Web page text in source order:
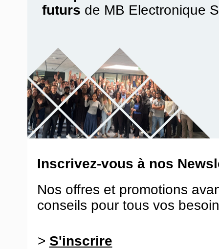
futurs de MB Electronique
Inscrivez-vous à nos
Nos offres et promotions
conseils pour tous vos
> S'inscrire